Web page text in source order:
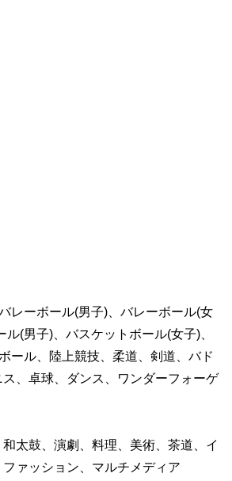
レーボール(男子)、バレーボール(女
(男子)、バスケットボール(女子)、
ール、陸上競技、柔道、剣道、バド
ス、卓球、ダンス、ワンダーフォーゲ
太鼓、演劇、料理、美術、茶道、イ
ァッション、マルチメディア